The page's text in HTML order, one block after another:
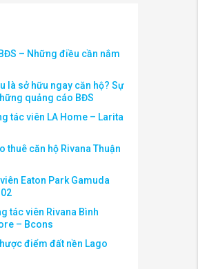
– Những điều cần nắm
là sở hữu ngay căn hộ? Sự
quảng cáo BĐS
tác viên LA Home – Larita
thuê căn hộ Rivana Thuận
Eaton Park Gamuda
tác viên Rivana Bình
– Bcons
điểm đất nền Lago